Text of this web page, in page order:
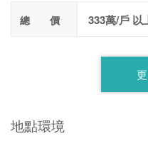
總 價 333萬/戶 以
地點環境